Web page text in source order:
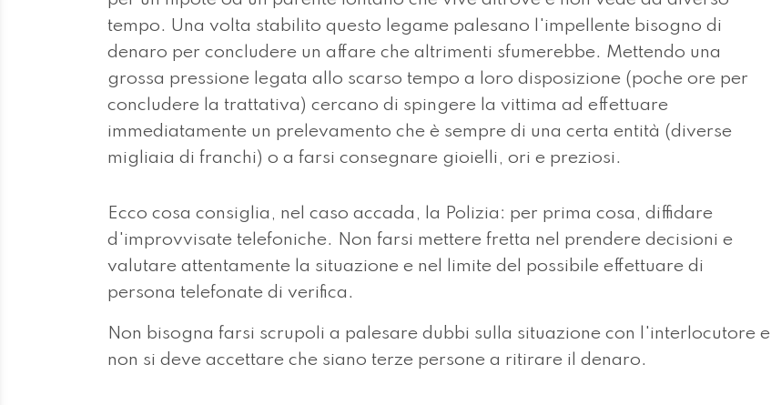
tempo. Una volta stabilito questo legame palesano l'impellente bisogno di
denaro per concludere un affare che altrimenti sfumerebbe. Mettendo una
grossa pressione legata allo scarso tempo a loro disposizione (poche ore per
concludere la trattativa) cercano di spingere la vittima ad effettuare
immediatamente un prelevamento che è sempre di una certa entità (diverse
migliaia di franchi) o a farsi consegnare gioielli, ori e preziosi.
Ecco cosa consiglia, nel caso accada, la Polizia: per prima cosa, diffidare
d'improvvisate telefoniche. Non farsi mettere fretta nel prendere decisioni e
valutare attentamente la situazione e nel limite del possibile effettuare di
persona telefonate di verifica.
Non bisogna farsi scrupoli a palesare dubbi sulla situazione con l'interlocutore e
non si deve accettare che siano terze persone a ritirare il denaro.